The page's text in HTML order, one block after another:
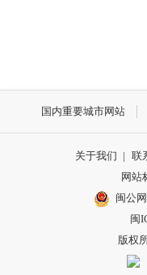
国内重要城市网站
关于我们 | 联
网站
闽公
闽
版权